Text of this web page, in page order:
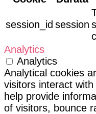
session_id session
Analytics
Analytics
Analytical cookies
visitors interact
help provide
of visitors, bounce